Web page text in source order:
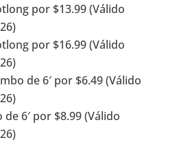
por $13.99 (Válido
por $16.99 (Válido
de 6′ por $6.49 (Válido
6′ por $8.99 (Válido